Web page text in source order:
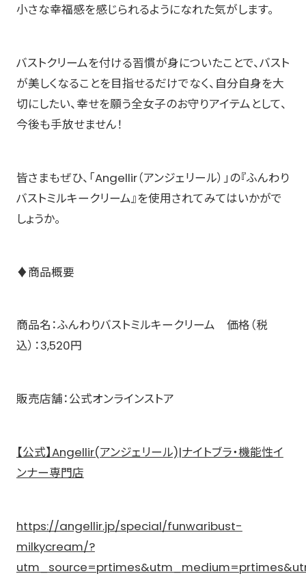
小さな幸福感を感じられるようになれた気がします。
バストクリームを付ける習慣が身についたことで、バスト
が美しくなることを目指せるだけでなく、自分自身を大
切にしたい、幸せを願う全女子のお守りアイテムとして、
今後も手放せません！
皆さまもぜひ、「Angellir（アンジェリール）」の『ふんわり
バストミルキークリーム』を使用されてみてはいかがで
しょうか。
♦商品概要
商品名：ふんわりバストミルキークリーム 価格（税
込）：3,520円
販売店舗：公式オンラインストア
【公式】Angellir(アンジェリール)|ナイトブラ・機能性イ
ンナー専門店
https://angellir.jp/special/funwaribust-
milkycream/?